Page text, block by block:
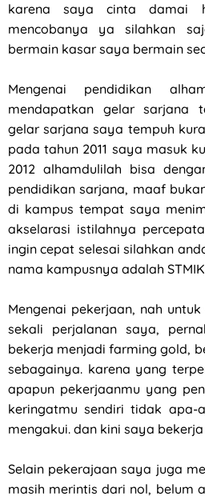
karena saya cinta damai
mencobanya ya silahkan
bermain kasar saya bermain
Mengenai pendidikan
mendapatkan gelar sarjana
gelar sarjana saya tempuh
pada tahun 2011 saya masuk
2012 alhamdulilah bisa
pendidikan sarjana, maaf
di kampus tempat saya
akselarasi istilahnya
ingin cepat selesai silahkan
nama kampusnya adalah STMIK
Mengenai pekerjaan, nah
sekali perjalanan saya,
bekerja menjadi farming gold,
sebagainya. karena yang
apapun pekerjaanmu yang
keringatmu sendiri tidak apa-
mengakui. dan kini saya
Selain pekerajaan saya juga
masih merintis dari nol, belum